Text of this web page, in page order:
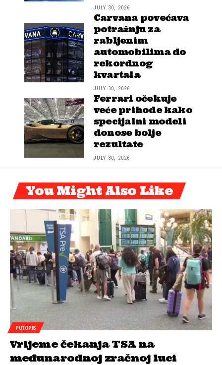
JULY 30, 2026
Carvana povećava
potražnju za
rabljenim
automobilima do
rekordnog
kvartala
JULY 30, 2026
Ferrari očekuje
veće prihode kako
specijalni modeli
donose bolje
rezultate
JULY 30, 2026
You Might Also Like
PUTOPIS
Vrijeme čekanja TSA na
međunarodnoj zračnoj luci